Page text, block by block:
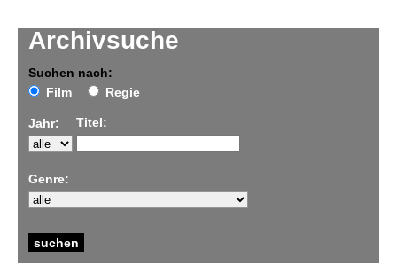
Archivsuche
Suchen nach:
Film
Regie
Jahr: Titel:
Genre: